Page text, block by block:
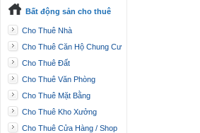
Bất động sản cho thuê
Cho Thuê Nhà
Cho Thuê Căn Hộ Chung Cư
Cho Thuê Đất
Cho Thuê Văn Phòng
Cho Thuê Mặt Bằng
Cho Thuê Kho Xưởng
Cho Thuê Cửa Hàng / Shop